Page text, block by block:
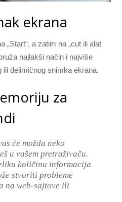
ekrana
„Start“, a zatim na „cut ili alat
najlakši način i najviše
ili delimičnog snimka ekrana.
za
će možda neko
u vašem pretraživaču.
količinu informacija
stvoriti probleme
web-sajtove ili